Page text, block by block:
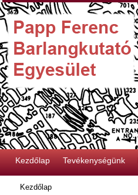
Kezdőlap Tevékenységünk
Kezdőlap